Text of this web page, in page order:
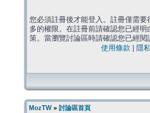
您必須註冊後才能登入。註冊僅需
多的權限。在註冊前請確認您已經
策。當瀏覽討論區時請確認您已經閱
使用條款
隱
MozTW» 討論區首頁